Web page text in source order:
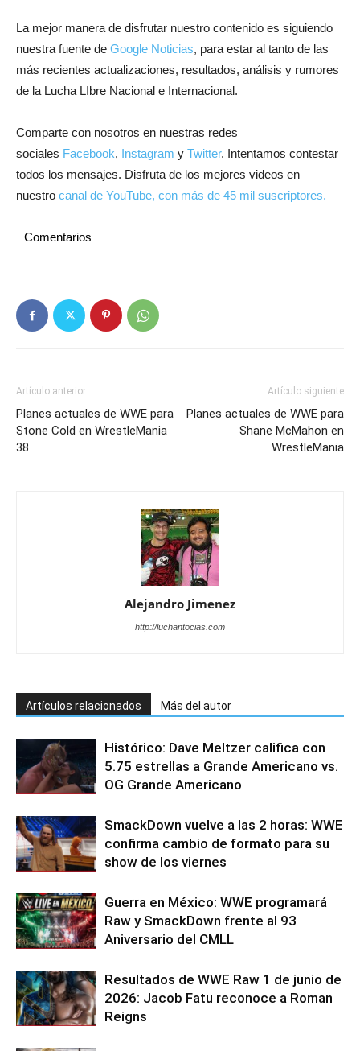
La mejor manera de disfrutar nuestro contenido es siguiendo
nuestra fuente de Google Noticias, para estar al tanto de las
más recientes actualizaciones, resultados, análisis y rumores
de la Lucha LIbre Nacional e Internacional.
Comparte con nosotros en nuestras redes
sociales Facebook, Instagram y Twitter. Intentamos contestar
todos los mensajes. Disfruta de los mejores videos en
nuestro canal de YouTube, con más de 45 mil suscriptores.
Comentarios
Artículo anterior
Planes actuales de WWE para
Stone Cold en WrestleMania
38
Artículo siguiente
Planes actuales de WWE para
Shane McMahon en
WrestleMania
Alejandro Jimenez
http://luchantocias.com
Artículos relacionados Más del autor
Histórico: Dave Meltzer califica con
5.75 estrellas a Grande Americano vs.
OG Grande Americano
SmackDown vuelve a las 2 horas: WWE
confirma cambio de formato para su
show de los viernes
Guerra en México: WWE programará
Raw y SmackDown frente al 93
Aniversario del CMLL
Resultados de WWE Raw 1 de junio de
2026: Jacob Fatu reconoce a Roman
Reigns